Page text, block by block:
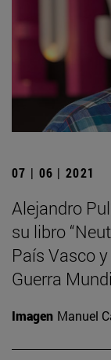
07 | 06 | 2021
Alejandro
su libro
País Vasco
Guerra
Imagen Manuel